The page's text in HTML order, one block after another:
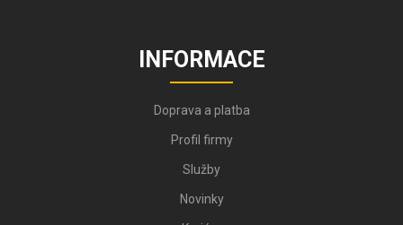
INFORMACE
Doprava a platba
Profil firmy
Služby
Novinky